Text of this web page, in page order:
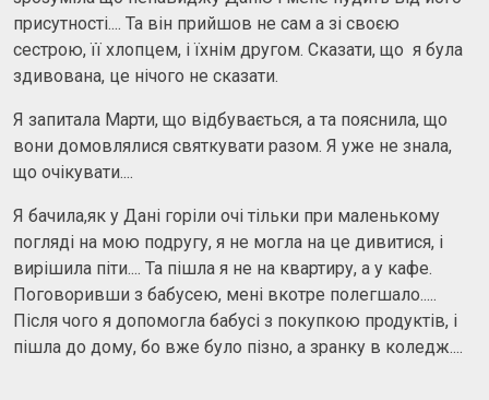
присутності.... Та він прийшов не сам а зі своєю
сестрою, її хлопцем, і їхнім другом. Сказати, що я була
здивована, це нічого не сказати.
Я запитала Марти, що відбувається, а та пояснила, що
вони домовлялися святкувати разом. Я уже не знала,
що очікувати....
Я бачила,як у Дані горіли очі тільки при маленькому
погляді на мою подругу, я не могла на це дивитися, і
вирішила піти.... Та пішла я не на квартиру, а у кафе.
Поговоривши з бабусею, мені вкотре полегшало.....
Після чого я допомогла бабусі з покупкою продуктів, і
пішла до дому, бо вже було пізно, а зранку в коледж....